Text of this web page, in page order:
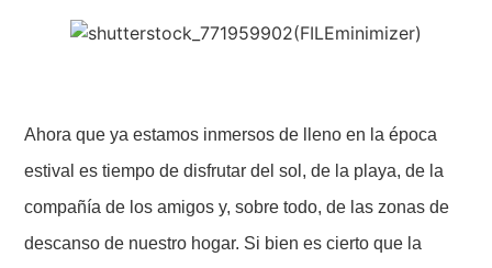
Ahora que ya estamos inmersos de lleno en la época
estival es tiempo de disfrutar del sol, de la playa, de la
compañía de los amigos y, sobre todo, de las zonas de
descanso de nuestro hogar. Si bien es cierto que la